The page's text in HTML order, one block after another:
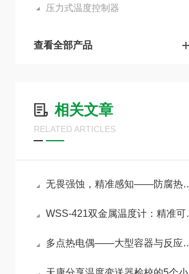
压力式温度控制器
查看全部产品
相关文章
RELATED ARTICLES
无畏强蚀，精准感知——防腐热电偶护航苛刻工况温度测量
WSS-421双金属温度计：精准可靠的中低温现场检测利器
多点热电偶——大型容器与反应塔内的“立体温度扫描仪”